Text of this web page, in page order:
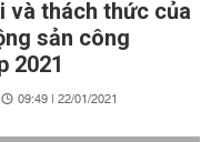
và thách thức của
sản công
2021
09:49 | 22/01/2021